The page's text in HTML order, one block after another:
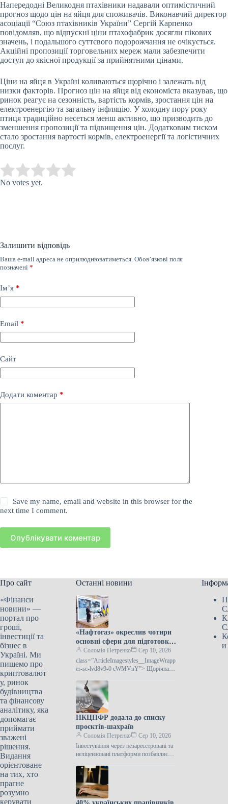
Напередодні Великодня птахівники надавали оптимістичний
прогноз щодо цін на яйця для споживачів. Виконавчий директор
асоціації “Союз птахівників України” Сергій Карпенко
повідомляв, що відпускні ціни птахофабрик досягли пікових
значень, і подальшого суттєвого подорожчання не очікується.
Акційні пропозиції торговельних мереж мали забезпечити
доступ до якісної продукції за прийнятними цінами.
Ціни на яйця в Україні коливаються щорічно і залежать від
низки факторів. Прогноз цін на яйця від економіста вказував, що
ринок реагує на сезонність, вартість кормів, зростання цін на
електроенергію та загальну інфляцію. У холодну пору року
птиця традиційно несеться менш активно, що призводить до
зменшення пропозиції та підвищення цін. Додатковим тиском
стало зростання вартості кормів, електроенергії та логістичних
послуг.
Rate this item:
No votes yet.
Залишити відповідь
Ваша e-mail адреса не оприлюднюватиметься. Обов’язкові поля
позначені *
Ім’я *
Email *
Сайт
Додати коментар *
Save my name, email and website in this browser for the
next time I comment.
Опублікувати коментар
Про сайт
«Фінанси
новини» —
портал про
гроші,
інвестиції та
бізнес в
Україні. Ми
пишемо про
криптовалют
у, ринок
будівництва
та фінансову
аналітику, яка
допомагає
приймати
зважені
рішення.
Видання
орієнтоване
на тих, хто
прагне
розумно
керувати
Останні новини
«Нафтогаз» окреслив чотири
основні сфери для підготовки
до зимового сезону
Соломія Петренко
Сер 10, 2026
class=”ArticleImagestyles__ImageWrapp
er-sc-lvd8v9-0 cWMVnY”> Щорічна
дипломатичних установ УкраїниГрупа
«Нафтогаз» представила
НКЦПФР додала до списку
проєктів-шахраїв
Соломія Петренко
Сер 10, 2026
Інвестування через незареєстровані та
неліцензовані платформи позбавляє
захистуНаціональна комісія з цінних
паперів та фондового ринку
и